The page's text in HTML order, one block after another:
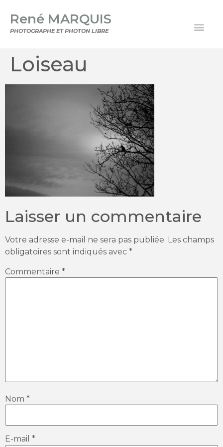
René MARQUIS
PHOTOGRAPHE ET PHOTON LIBRE
Loiseau
Laisser un commentaire
Votre adresse e-mail ne sera pas publiée. Les champs
obligatoires sont indiqués avec *
Commentaire *
Nom *
E-mail *